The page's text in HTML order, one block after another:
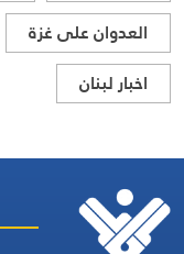
العدوان على غزة
اخبار لبنان